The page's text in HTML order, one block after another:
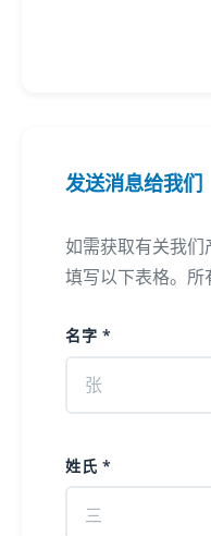
发送消息给我们
如需获取有关我
填写以下表格。所
名字 *
姓氏 *